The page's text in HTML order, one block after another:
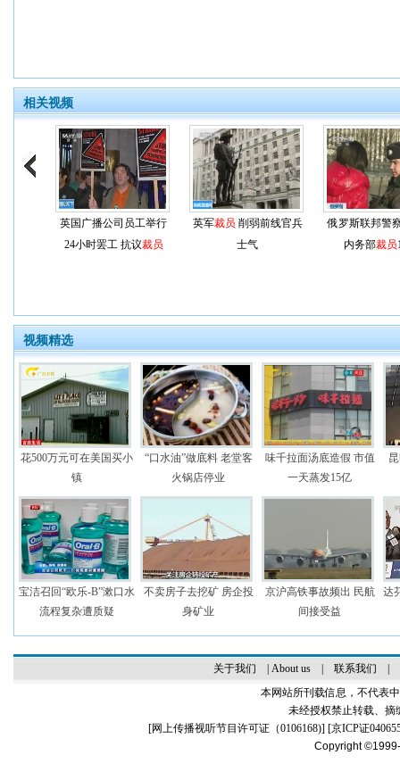
相关视频
英国广播公司员工举行
24小时罢工 抗议裁员
英军裁员 削弱前线官兵
士气
俄罗斯联邦警
内务部裁员
视频精选
花500万元可在美国买小
镇
“口水油”做底料 老堂客
火锅店停业
味千拉面汤底造假 市值
一天蒸发15亿
宝洁召回“欧乐-B”漱口水
流程复杂遭质疑
不卖房子去挖矿 房企投
身矿业
京沪高铁事故频出 民航
间接受益
达
关于我们 About us| 联系我们
本网站所刊载信息，不代表
未经授权禁止转载、摘
[网上传播视听节目许可证（0106168)] [京ICP证
Copyright